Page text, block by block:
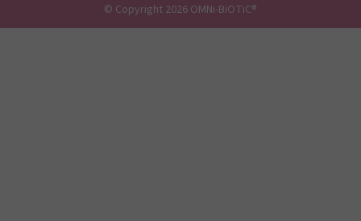
© Copyright 2026 OMNi-BiOTiC®